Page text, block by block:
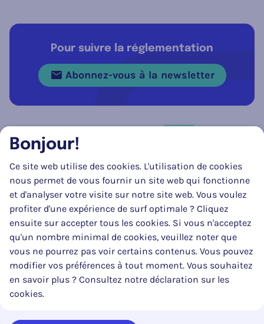
Pour suivre la réglementation
Abonnez-vous à la newsletter
Suivez-nous sur
FacebookInstagramLinkedIn
La mise à jour de ce site web a pu être réalisée en partie grâce au
soutien substantiel et financier du SPF Mobilité & Transports.
Bonjour!
Ce site web utilise des cookies. L'utilisation de cookies
nous permet de vous fournir un site web qui fonctionne
et d'analyser votre visite sur notre site web. Vous voulez
profiter d'une expérience de surf optimale ? Cliquez
ensuite sur accepter tous les cookies. Si vous n'acceptez
qu'un nombre minimal de cookies, veuillez noter que
vous ne pourrez pas voir certains contenus. Vous pouvez
modifier vos préférences à tout moment. Vous souhaitez
en savoir plus ? Consultez notre déclaration sur les
cookies.